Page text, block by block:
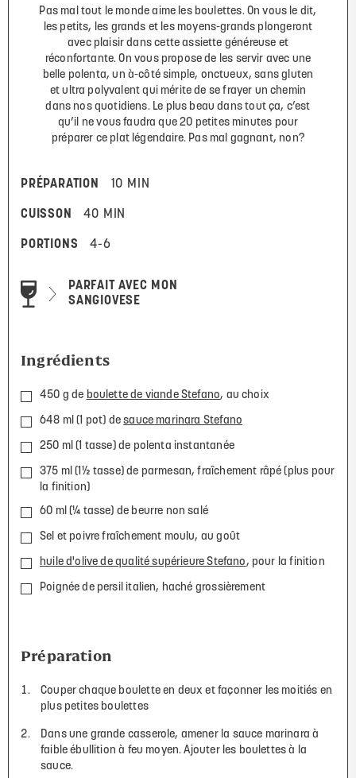
Pas mal tout le monde aime les boulettes. On vous le dit,
les petits, les grands et les moyens-grands plongeront
avec plaisir dans cette assiette généreuse et
réconfortante. On vous propose de les servir avec une
belle polenta, un à-côté simple, onctueux, sans gluten
et ultra polyvalent qui mérite de se frayer un chemin
dans nos quotidiens. Le plus beau dans tout ça, c’est
qu’il ne vous faudra que 20 petites minutes pour
préparer ce plat légendaire. Pas mal gagnant, non?
PRÉPARATION 10 MIN
CUISSON 40 MIN
PORTIONS 4-6
PARFAIT AVEC MON
SANGIOVESE
Ingrédients
450 g de boulette de viande Stefano, au choix
648 ml (1 pot) desauce marinara Stefano
250 ml (1 tasse) de polenta instantanée
375 ml (1½ tasse) de parmesan, fraîchement râpé (plus pour
la finition)
60 ml (¼ tasse) de beurre non salé
Sel et poivre fraîchement moulu, au goût
huile d'olive de qualité supérieure Stefano, pour la finition
Poignée de persil italien, haché grossièrement
Préparation
Couper chaque boulette en deux et façonner les moitiés en
plus petites boulettes
Dans une grande casserole, amener la sauce marinara à
faible ébullition à feu moyen. Ajouter les boulettes à la
sauce.